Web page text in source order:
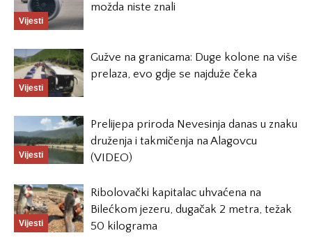
Vijesti
možda niste znali
Vijesti
Gužve na granicama: Duge kolone na više
prelaza, evo gdje se najduže čeka
Vijesti
Prelijepa priroda Nevesinja danas u znaku
druženja i takmičenja na Alagovcu
(VIDEO)
Vijesti
Ribolovački kapitalac uhvaćena na
Bilećkom jezeru, dugačak 2 metra, težak
50 kilograma